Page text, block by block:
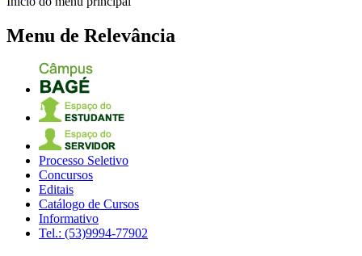
Menu de Relevância
Processo Seletivo
Concursos
Editais
Catálogo de Cursos
Informativo
Tel.: (53)9994-77902